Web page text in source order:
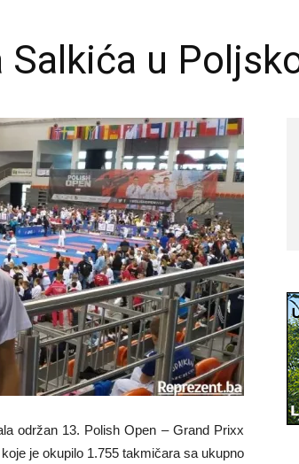
Salkića u
održan 13. Polish Open – Grand Prixx
je okupilo 1.755 takmičara sa ukupno